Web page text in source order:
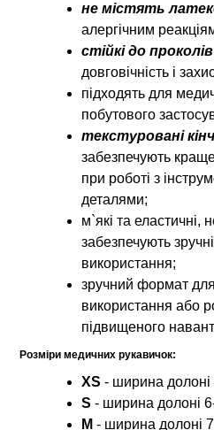
не містять
алергічним
стійкі до проколів
довговічність і
підходять для
побутового
текстуровані
забезпечують
при роботі з
деталями;
м`які та еластичні,
забезпечують
використання;
зручний формат
використання або
підвищеного
Розміри медичних рукавичок:
XS - ширина долоні
S - ширина долоні
M - ширина долоні